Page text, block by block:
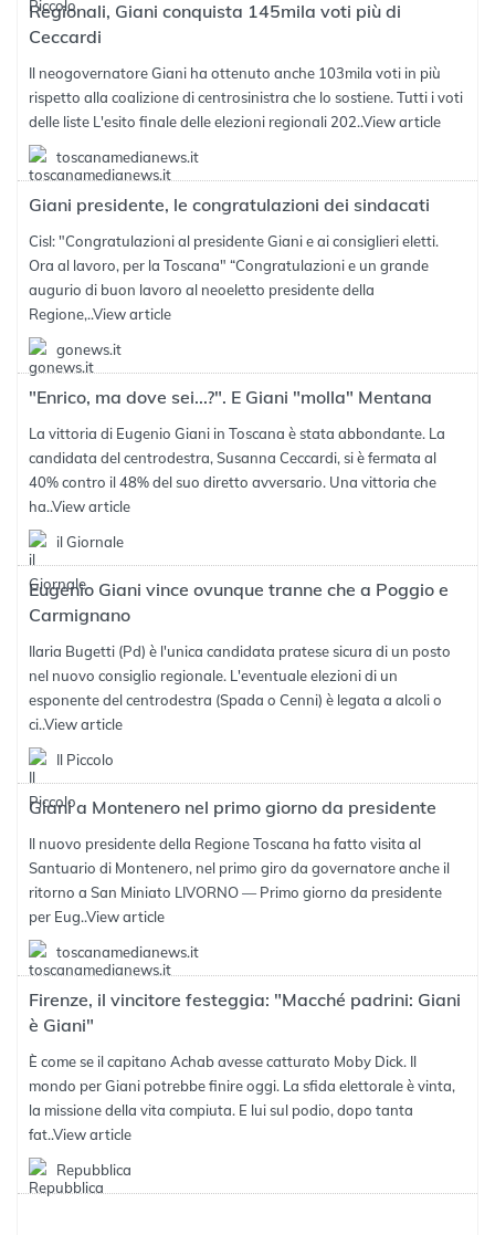
Regionali, Giani conquista 145mila voti più di
Ceccardi
Il neogovernatore Giani ha ottenuto anche 103mila voti in più
rispetto alla coalizione di centrosinistra che lo sostiene. Tutti i voti
delle liste L'esito finale delle elezioni regionali 202..View article
toscanamedianews.it
Giani presidente, le congratulazioni dei sindacati
Cisl: "Congratulazioni al presidente Giani e ai consiglieri eletti.
Ora al lavoro, per la Toscana" “Congratulazioni e un grande
augurio di buon lavoro al neoeletto presidente della
Regione,..View article
gonews.it
"Enrico, ma dove sei...?". E Giani "molla" Mentana
La vittoria di Eugenio Giani in Toscana è stata abbondante. La
candidata del centrodestra, Susanna Ceccardi, si è fermata al
40% contro il 48% del suo diretto avversario. Una vittoria che
ha..View article
il Giornale
Eugenio Giani vince ovunque tranne che a Poggio e
Carmignano
Ilaria Bugetti (Pd) è l'unica candidata pratese sicura di un posto
nel nuovo consiglio regionale. L'eventuale elezioni di un
esponente del centrodestra (Spada o Cenni) è legata a alcoli o
ci..View article
Il Piccolo
Giani a Montenero nel primo giorno da presidente
Il nuovo presidente della Regione Toscana ha fatto visita al
Santuario di Montenero, nel primo giro da governatore anche il
ritorno a San Miniato LIVORNO — Primo giorno da presidente
per Eug..View article
toscanamedianews.it
Firenze, il vincitore festeggia: "Macché padrini: Giani
è Giani"
È come se il capitano Achab avesse catturato Moby Dick. Il
mondo per Giani potrebbe finire oggi. La sfida elettorale è vinta,
la missione della vita compiuta. E lui sul podio, dopo tanta
fat..View article
Repubblica